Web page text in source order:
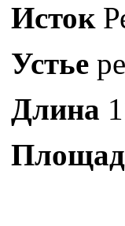
Исток
Устье
Длина